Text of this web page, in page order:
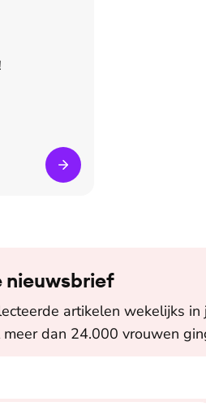
nieuwsbrief
artikelen wekelijks in
dan 24.000 vrouwen